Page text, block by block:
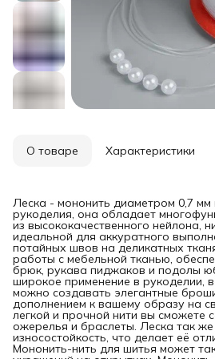
О товаре Характеристики
Леска - мононить диаметром 0,7 мм
рукоделия, она обладает
из высококачественного нейлона,
идеальной для аккуратного
потайных швов на деликатных
работы с мебельной тканью,
брюк, рукава пиджаков и подолы
широкое применение в рукоделии,
можно создавать элегантные
дополнением к вашему образу на
легкой и прочной нити вы сможете
ожерелья и браслеты. Леска так
износостойкость, что делает её
Мононить-нить для шитья может